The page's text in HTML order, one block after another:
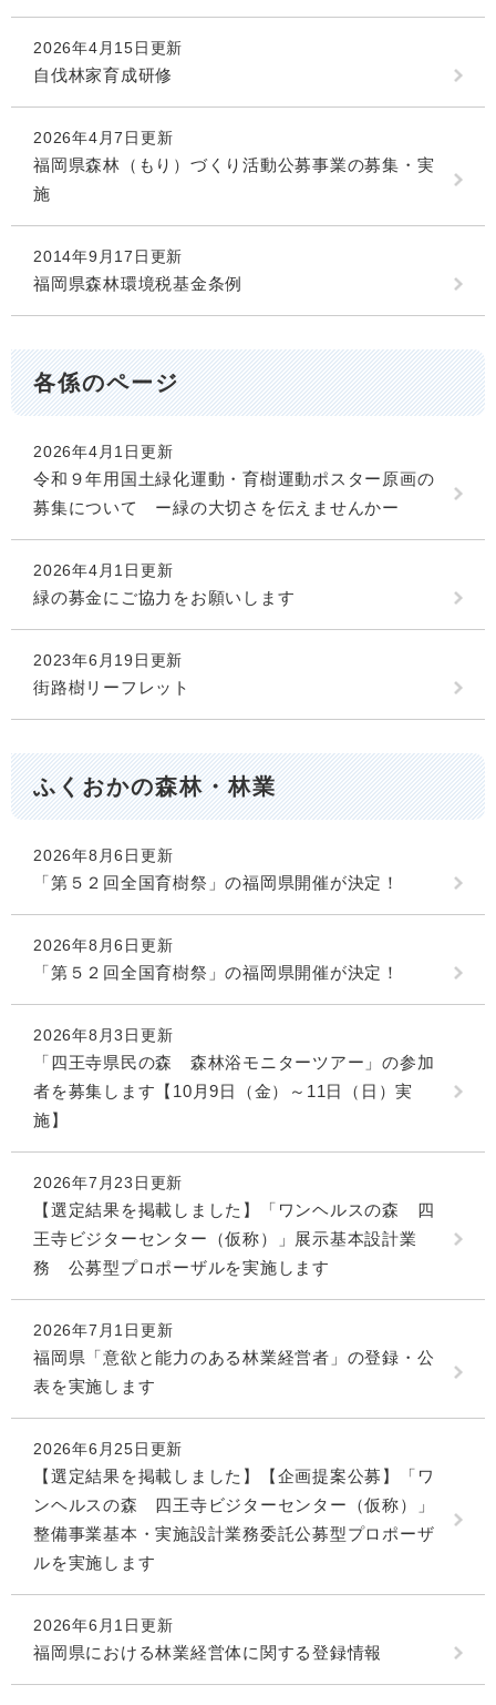
2026年4月15日更新
自伐林家育成研修
2026年4月7日更新
福岡県森林（もり）づくり活動公募事業の募集・実
施
2014年9月17日更新
福岡県森林環境税基金条例
各係のページ
2026年4月1日更新
令和９年用国土緑化運動・育樹運動ポスター原画の
募集について ー緑の大切さを伝えませんかー
2026年4月1日更新
緑の募金にご協力をお願いします
2023年6月19日更新
街路樹リーフレット
ふくおかの森林・林業
2026年8月6日更新
「第５２回全国育樹祭」の福岡県開催が決定！
2026年8月6日更新
「第５２回全国育樹祭」の福岡県開催が決定！
2026年8月3日更新
「四王寺県民の森 森林浴モニターツアー」の参加
者を募集します【10月9日（金）～11日（日）実
施】
2026年7月23日更新
【選定結果を掲載しました】「ワンヘルスの森 四
王寺ビジターセンター（仮称）」展示基本設計業
務 公募型プロポーザルを実施します
2026年7月1日更新
福岡県「意欲と能力のある林業経営者」の登録・公
表を実施します
2026年6月25日更新
【選定結果を掲載しました】【企画提案公募】「ワ
ンヘルスの森 四王寺ビジターセンター（仮称）」
整備事業基本・実施設計業務委託公募型プロポーザ
ルを実施します
2026年6月1日更新
福岡県における林業経営体に関する登録情報